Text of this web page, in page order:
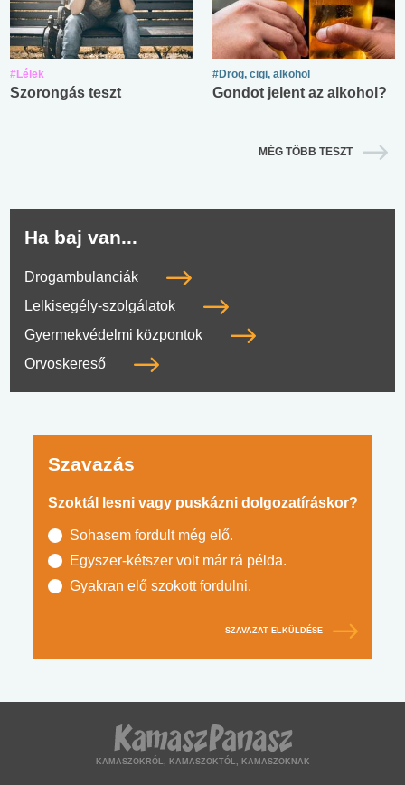
#Lélek
Szorongás teszt
#Drog, cigi, alkohol
Gondot jelent az alkohol?
MÉG TÖBB TESZT
Ha baj van...
Drogambulanciák
Lelkisegély-szolgálatok
Gyermekvédelmi központok
Orvoskereső
Szavazás
Szoktál lesni vagy puskázni dolgozatíráskor?
Sohasem fordult még elő.
Egyszer-kétszer volt már rá példa.
Gyakran elő szokott fordulni.
SZAVAZAT ELKÜLDÉSE
KAMASZOKRÓL, KAMASZOKTÓL, KAMASZOKNAK